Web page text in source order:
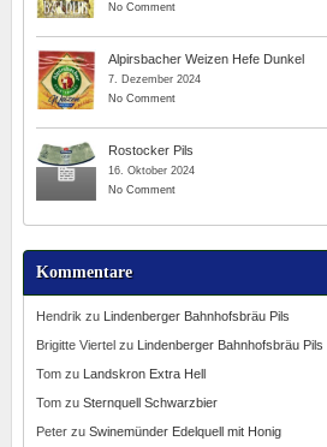
No Comment
Alpirsbacher Weizen Hefe Dunkel
7. Dezember 2024
No Comment
Rostocker Pils
16. Oktober 2024
No Comment
Kommentare
Hendrik zu
Lindenberger Bahnhofsbräu Pils
Brigitte Viertel zu
Lindenberger Bahnhofsbräu Pils
Tomzu
Landskron Extra Hell
Tomzu Sternquell Schwarzbier
Peterzu Swinemünder Edelquell mit Honig